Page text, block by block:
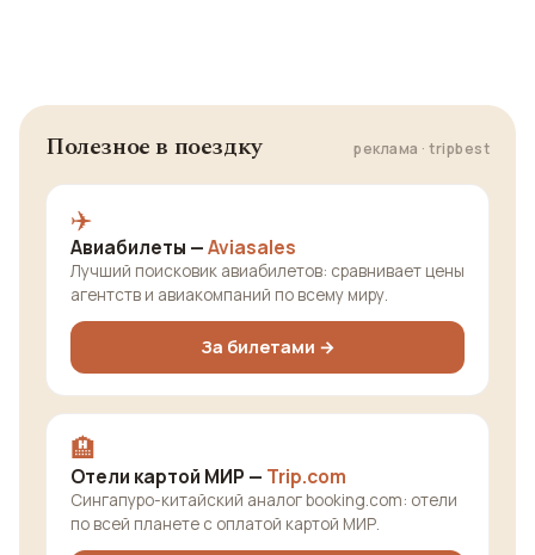
Полезное в поездку реклама · tripbest
✈️
Авиабилеты —Aviasales
Лучший поисковик авиабилетов: сравнивает цены
агентств и авиакомпаний по всему миру.
За билетами →
🏨
Отели картой МИР — Trip.com
Сингапуро-китайский аналог booking.com: отели
по всей планете с оплатой картой МИР.